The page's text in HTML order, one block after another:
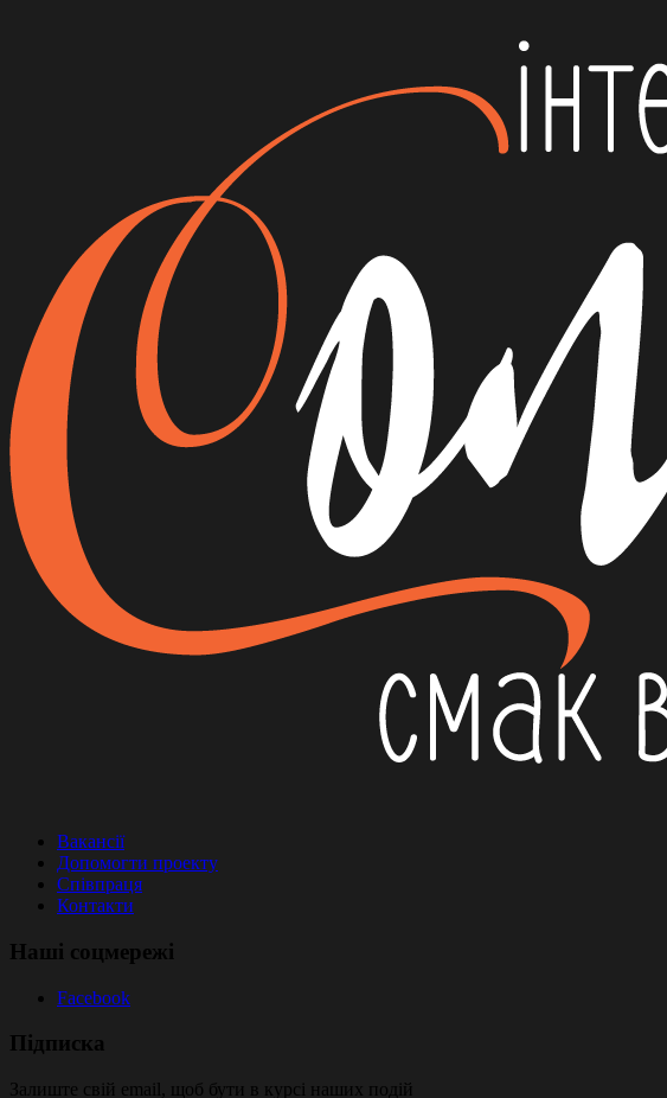
Вакансії
Допомогти проекту
Співпраця
Контакти
Наші соцмережі
Facebook
Підписка
Залиште свій email, щоб бути в курсі наших подій